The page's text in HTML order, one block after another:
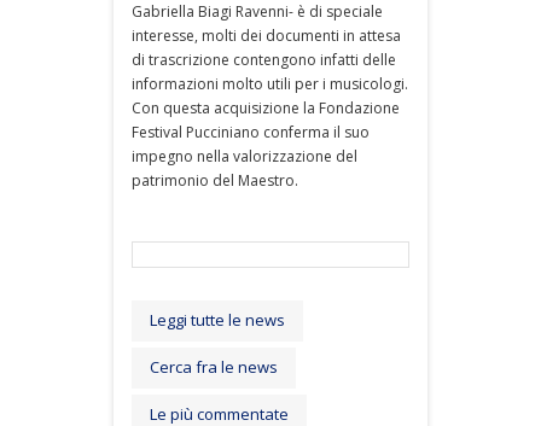
Gabriella Biagi Ravenni- è di speciale
interesse, molti dei documenti in attesa
di trascrizione contengono infatti delle
informazioni molto utili per i musicologi.
Con questa acquisizione la Fondazione
Festival Pucciniano conferma il suo
impegno nella valorizzazione del
patrimonio del Maestro.
Leggi tutte le news
Cerca fra le news
Le più commentate